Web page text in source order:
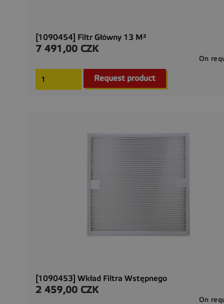
[1090454] Filtr Główny 13 M²
Cena
7 491,00 CZK
On
Request product
[1090453] Wkład Filtra Wstępnego
Cena
2 459,00 CZK
On